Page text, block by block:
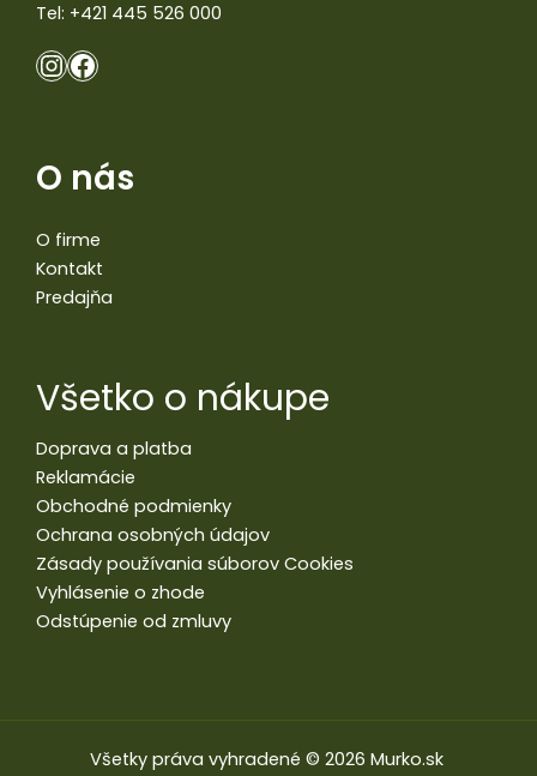
Tel: +421 445 526 000
O nás
O firme
Kontakt
Predajňa
Všetko o nákupe
Doprava a platba
Reklamácie
Obchodné podmienky
Ochrana osobných údajov
Zásady používania súborov Cookies
Vyhlásenie o zhode
Odstúpenie od zmluvy
Všetky práva vyhradené © 2026 Murko.sk